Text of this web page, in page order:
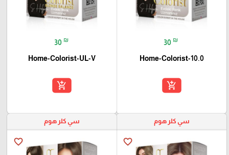
30 ₪
Home-Colorist-10.0
add_shopping_cart
30 ₪
Home-Colorist-UL-V
add_shopping_cart
سي كلر هوم
favorite_border
سي كلر هوم
favorite_border